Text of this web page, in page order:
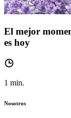
El mejor
es hoy
1 min.
Nosotros